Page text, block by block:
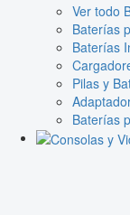
Ver todo
Baterías
Baterías
Pilas y
Baterías